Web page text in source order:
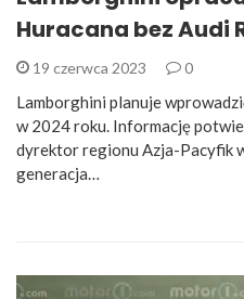
Huracana bez Audi
19 czerwca 2023 0
Lamborghini planuje
w 2024 roku. Informację
dyrektor regionu Azja-Pacyfik
generacja…